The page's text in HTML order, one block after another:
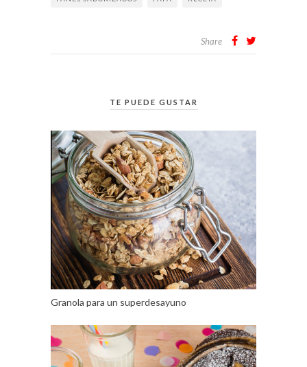
Share
TE PUEDE GUSTAR
Granola para un superdesayuno